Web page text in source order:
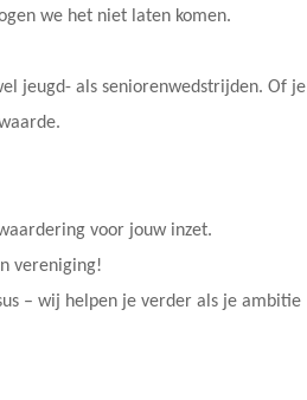
we het niet laten komen.
jeugd- als seniorenwedstrijden. Of je
voor jouw inzet.
vereniging!
– wij helpen je verder als je ambitie